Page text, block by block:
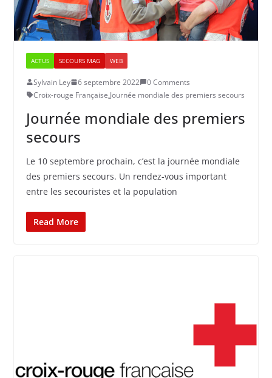
ACTUS SECOURS MAG WEB
Sylvain Ley 6 septembre 2022
0 Comments
Croix-rouge Française,Journée mondiale des premiers secours
Journée mondiale des premiers
secours
Le 10 septembre prochain, c’est la journée mondiale
des premiers secours. Un rendez-vous important
entre les secouristes et la population
Read More